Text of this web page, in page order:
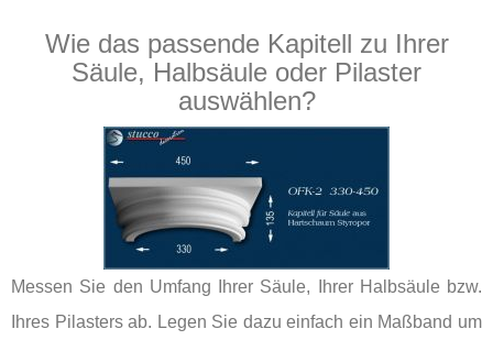
Wie das passende Kapitell zu Ihrer
Säule, Halbsäule oder Pilaster
auswählen?
Messen Sie den Umfang Ihrer Säule, Ihrer Halbsäule bzw.
Ihres Pilasters ab. Legen Sie dazu einfach ein Maßband um